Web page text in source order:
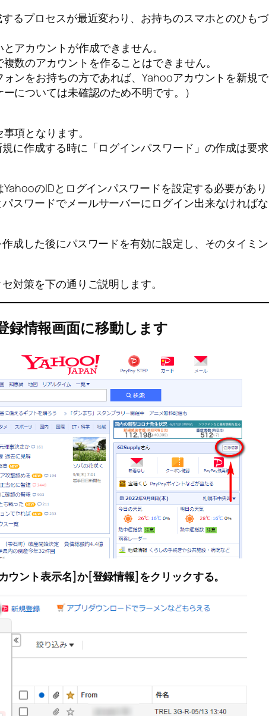
るプロセスが最近変わり、お持ちのスマホとのひもづ
アカウントが作成できません。
数のアカウントを作ることはできません。
ンをお持ちの方であれば、Yahooアカウントを新規で
については未確認のため不明です。）
項となります。
に作成する時に「ログインパスワード」の作成は要求
のIDとログインパスワードを設定する必要があり
スワードでメールサーバーにログイン出来なければな
成した後にパスワードを有効に設定し、そのタイミン
対策を下の通りご説明します。
録情報画面に移動します
ウント表示名]か[登録情報]をクリックする。